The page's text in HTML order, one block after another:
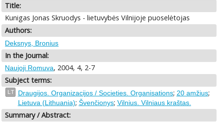
Title:
Kunigas Jonas Skruodys - lietuvybės Vilnijoje puoselėtojas
Authors:
Deksnys, Bronius
In the Journal:
Naujoji Romuva, 2004, 4, 2-7
Subject terms:
LT Draugijos. Organizacijos / Societies. Organisations; 20 amžius;
Lietuva (Lithuania); Švenčionys; Vilnius. Vilniaus kraštas.
Summary / Abstract: